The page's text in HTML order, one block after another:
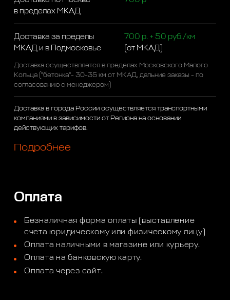
в пределах МКАД
Доставка за пределы
МКАД и в Подмосковье
700 р. + 50 руб./км
(от МКАД)
Доставка осуществляется в пределах Московского Малого
Кольца ("бетонка"- 30-35 км от МКАД, дальние заказы - по
согласованию с менеджером)
Доставка в города России осуществляется транспортными
компаниями в зависимости от Региона на основании
действующих тарифов.
Подробнее
Оплата
Безналичная форма оплаты (выставление
счета юридическому или физическому лицу)
Оплата наличными в магазине или курьеру.
Оплата на банковскую карту.
Оплата через сайт.